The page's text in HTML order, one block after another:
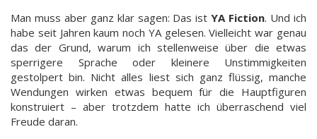
Man muss aber ganz klar sagen: Das istYA Fiction. Und ich
habe seit Jahren kaum noch YA gelesen. Vielleicht war genau
das der Grund, warum ich stellenweise über die etwas
sperrigere Sprache oder kleinere Unstimmigkeiten
gestolpert bin. Nicht alles liest sich ganz flüssig, manche
Wendungen wirken etwas bequem für die Hauptfiguren
konstruiert – aber trotzdem hatte ich überraschend viel
Freude daran.